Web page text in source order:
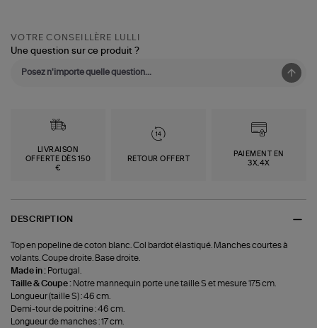
VOTRE CONSEILLÈRE LULLI
Une question sur ce produit ?
LIVRAISON
OFFERTE DÈS 150
€
RETOUR OFFERT
PAIEMENT EN
3X,4X
DESCRIPTION
Top en popeline de coton blanc. Col bardot élastiqué. Manches courtes à
volants. Coupe droite. Base droite.
Made in : Portugal.
Taille & Coupe : Notre mannequin porte une taille S et mesure 175 cm.
Longueur (taille S) : 46 cm.
Demi-tour de poitrine : 46 cm.
Longueur de manches : 17 cm.